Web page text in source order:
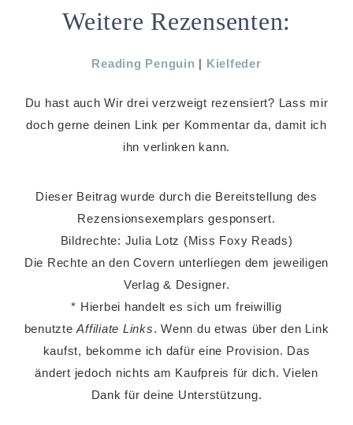
Weitere Rezensenten:
Reading Penguin | Kielfeder
Du hast auch Wir drei verzweigt rezensiert? Lass mir
doch gerne deinen Link per Kommentar da, damit ich
ihn verlinken kann.
Dieser Beitrag wurde durch die Bereitstellung des
Rezensionsexemplars gesponsert.
Bildrechte: Julia Lotz (Miss Foxy Reads)
Die Rechte an den Covern unterliegen dem jeweiligen
Verlag & Designer.
* Hierbei handelt es sich um freiwillig
benutzteAffiliate Links. Wenn du etwas über den Link
kaufst, bekomme ich dafür eine Provision. Das
ändert jedoch nichts am Kaufpreis für dich. Vielen
Dank für deine Unterstützung.